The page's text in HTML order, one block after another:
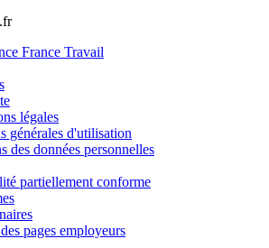
France Travail
légales
générales d'utilisation
des données personnelles
partiellement conforme
pages employeurs